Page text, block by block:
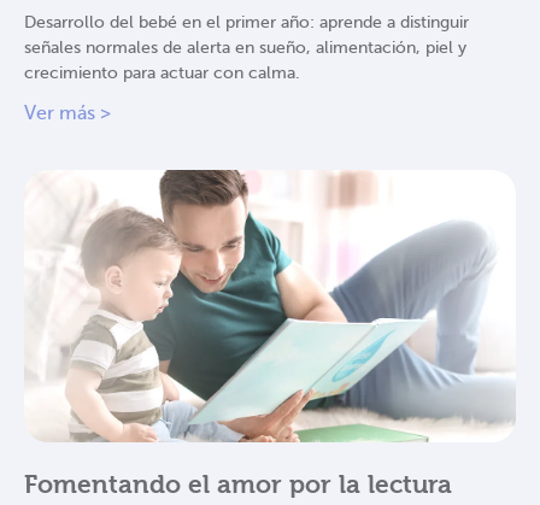
Desarrollo del bebé en el primer año: aprende a distinguir
señales normales de alerta en sueño, alimentación, piel y
crecimiento para actuar con calma.
Ver más >
Fomentando el amor por la lectura